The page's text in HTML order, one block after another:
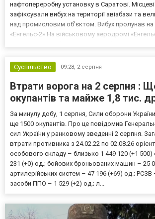
нафтопереробну установку в Саратові.
зафіксували вибух на території авіабази та
над промисловим об’єктом. Вибух пролунав на
«Енгельс-2» На військовому аеродромі
зафіксов...
Суспільство 09:28, 2 серпня
Втрати ворога на 2 серпня :
окупантів та майже 1,8 тис.
За минулу добу, 1 серпня, Сили оборони
ще 1500 окупантів. Про це повідомив
сил України у ранковому зведенні 2 серпня.
втрати противника з 24.02.22 по 02.08.26
особового складу – близько 1 449 120 (+1 500)
231 (+0) од.; бойових броньованих машин – 25
артилерійських систем – 47 196 (+69) од.; РСЗВ
засоби ППО – 1 529 (+2) од.; л...